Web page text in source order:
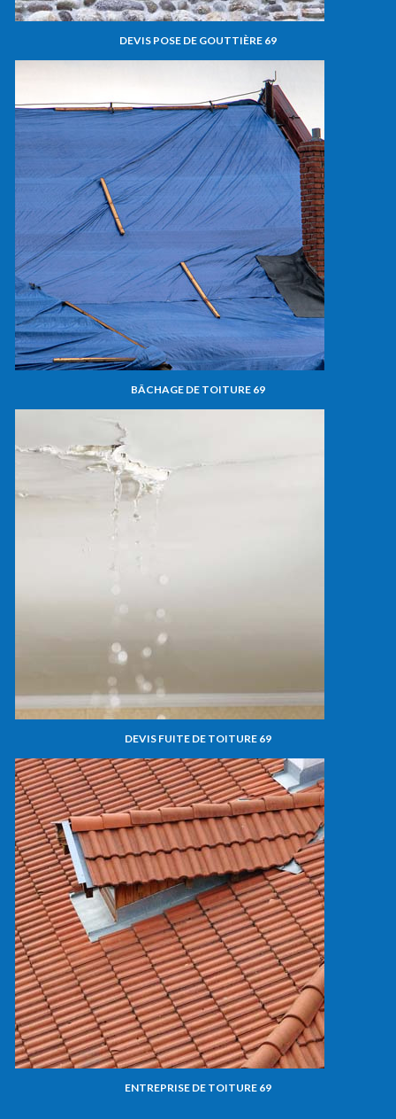
DEVIS POSE DE GOUTTIÈRE 69
BÂCHAGE DE TOITURE 69
DEVIS FUITE DE TOITURE 69
ENTREPRISE DE TOITURE 69